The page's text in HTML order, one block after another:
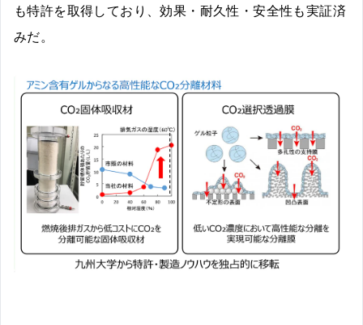
も特許を取得しており、効果・耐久性・安全性も実証済
みだ。